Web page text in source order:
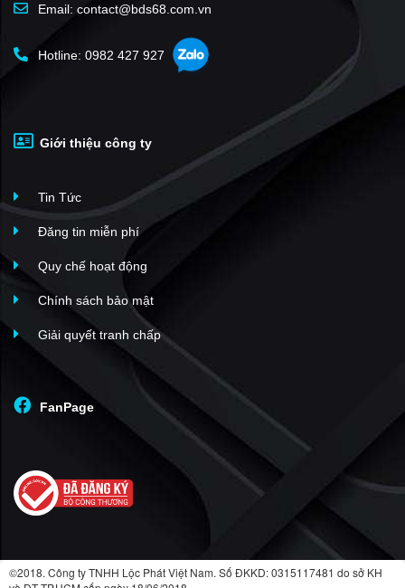
Email: contact@bds68.com.vn
Hotline: 0982 427 927
Giới thiệu công ty
Tin Tức
Đăng tin miễn phí
Quy chế hoạt động
Chính sách bảo mật
Giải quyết tranh chấp
FanPage
©2018. Công ty TNHH Lộc Phát Việt Nam. Số ĐKKD: 0315117481 do sở KH